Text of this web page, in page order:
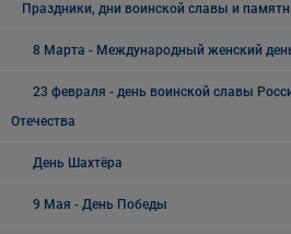
Праздники, дни воинской славы и
8 Марта - Международный женский
23 февраля - день воинской славы
Отечества
День Шахтёра
9 Мая - День Победы